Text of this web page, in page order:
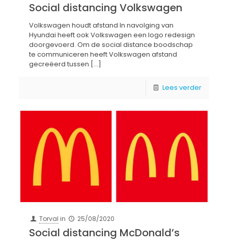
Social distancing Volkswagen
Volkswagen houdt afstand In navolging van
Hyundai heeft ook Volkswagen een logo redesign
doorgevoerd. Om de social distance boodschap
te communiceren heeft Volkswagen afstand
gecreëerd tussen […]
Lees verder
Torval in 25/08/2020
Social distancing McDonald’s